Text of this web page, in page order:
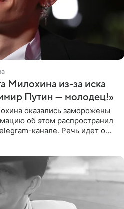
Милохина из-за иска
Путин — молодец!»
оказались заморожены
об этом распространил
канале. Речь идет о